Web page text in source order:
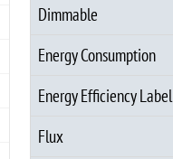
Dimmable
Energy Consumption
Energy Efficiency Label
Flux